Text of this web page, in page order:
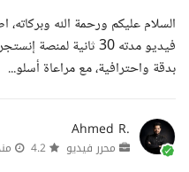
السلام عليكم ورحمة الله
فيديو مدته 30 ثانية
بدقة واحترافية، مع مراعاة أسلو...
Ahmed R.
محرر فيديو